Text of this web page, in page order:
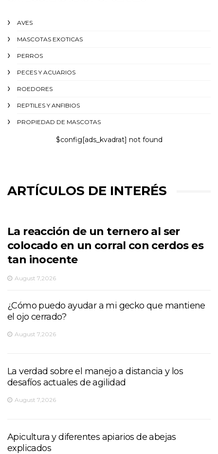
AVES
MASCOTAS EXOTICAS
PERROS
PECES Y ACUARIOS
ROEDORES
REPTILES Y ANFIBIOS
PROPIEDAD DE MASCOTAS
$config[ads_kvadrat] not found
ARTÍCULOS DE INTERÉS
La reacción de un ternero al ser
colocado en un corral con cerdos es
tan inocente
August 7,2026
¿Cómo puedo ayudar a mi gecko que mantiene
el ojo cerrado?
August 7,2026
La verdad sobre el manejo a distancia y los
desafíos actuales de agilidad
August 7,2026
Apicultura y diferentes apiarios de abejas
explicados